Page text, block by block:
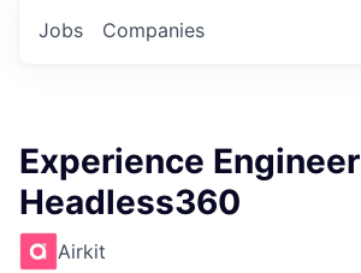
Jobs Companies
Experience Engineer
Headless360
Airkit